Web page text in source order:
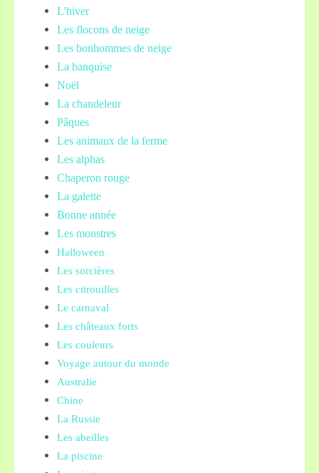
L'hiver
Les flocons de neige
Les bonhommes de neige
La banquise
Noël
La chandeleur
Pâques
Les animaux de la ferme
Les alphas
Chaperon rouge
La galette
Bonne année
Les monstres
Halloween
Les sorcières
Les citrouilles
Le carnaval
Les châteaux forts
Les couleurs
Voyage autour du monde
Australie
Chine
La Russie
Les abeilles
La piscine